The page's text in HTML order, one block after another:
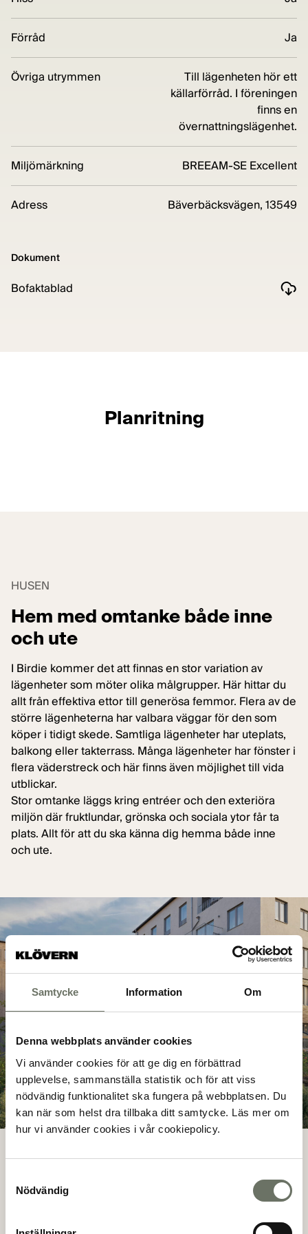
Samtycke Information Om
Denna webbplats använder cookies
Vi använder cookies för att ge dig en förbättrad
upplevelse, sammanställa statistik och för att viss
nödvändig funktionalitet ska fungera på webbplatsen. Du
kan när som helst dra tillbaka ditt samtycke. Läs mer om
hur vi använder cookies i vår cookiepolicy.
Nödvändig
Förråd Ja
Övriga utrymmen
Till lägenheten hör ett
källarförråd. I föreningen
finns en
övernattningslägenhet.
Miljömärkning BREEAM-SE Excellent
Adress Bäverbäcksvägen, 13549
Dokument
Bofaktablad
Planritning
HUSEN
Hem med omtanke både inne
och ute
I Birdie kommer det att finnas en stor variation av
lägenheter som möter olika målgrupper. Här hittar du
allt från effektiva ettor till generösa femmor. Flera av de
större lägenheterna har valbara väggar för den som
köper i tidigt skede. Samtliga lägenheter har uteplats,
balkong eller takterrass. Många lägenheter har fönster i
flera väderstreck och här finns även möjlighet till vida
utblickar.
Stor omtanke läggs kring entréer och den exteriöra
miljön där fruktlundar, grönska och sociala ytor får ta
plats. Allt för att du ska känna dig hemma både inne
och ute.